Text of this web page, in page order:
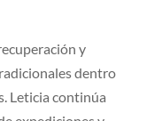
y
dentro
Leticia continúa